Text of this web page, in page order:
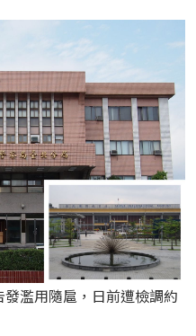
濫用隨扈，日前遭檢調約